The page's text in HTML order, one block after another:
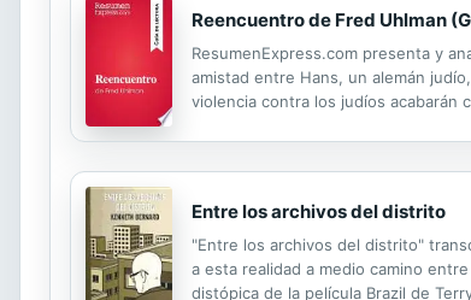
Reencuentro de Fred Uhlman
ResumenExpress.com presenta y
amistad entre Hans, un alemán
violencia contra los judíos acabarán
Entre los archivos del distrito
"Entre los archivos del distrito"
a esta realidad a medio camino
distópica de la película Brazil de